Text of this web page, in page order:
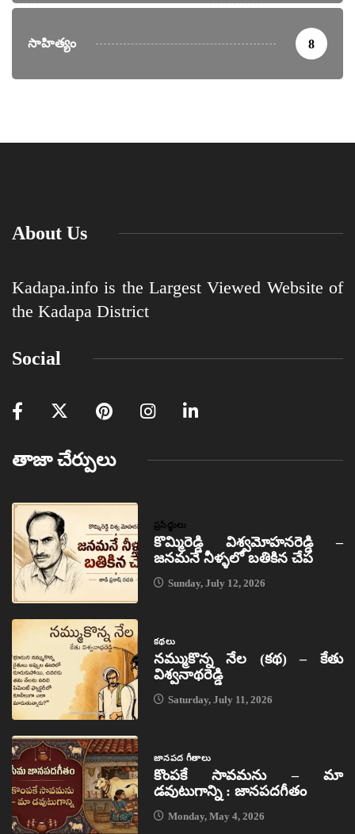
సాహిత్యం 8
About Us
Kadapa.info is the Largest Viewed Website of
the Kadapa District
Social
తాజా చేర్పులు
ప్రసిద్ధులు
కొమ్మిరెడ్డి విశ్వమోహనరెడ్డి –
జనమనే నీళ్ళలో బతికిన చేప
Sunday, July 12, 2026
కథలు
నమ్ముకొన్న నేల (కథ) – కేతు
విశ్వనాథరెడ్డి
Saturday, July 11, 2026
జానపద గీతాలు
కొంపకే సావమను – మా
డవుటుగాన్ని : జానపదగీతం
Monday, May 4, 2026